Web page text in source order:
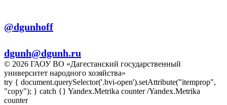
@dgunhoff
dgunh@dgunh.ru
© 2026 ГАОУ ВО «Дагестанский государственный
университет народного хозяйства»
try { document.querySelector('.bvi-open').setAttribute("itemprop",
"copy"); } catch {} Yandex.Metrika counter/Yandex.Metrika
counter